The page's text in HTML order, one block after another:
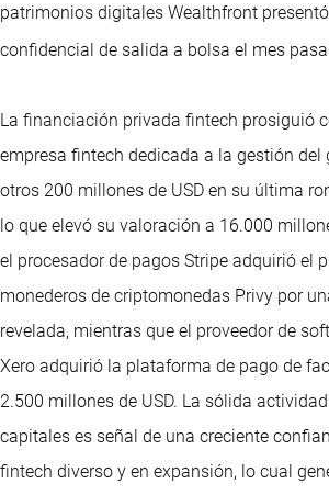
patrimonios digitales Wealthfront
confidencial de salida a bolsa el mes
La financiación privada fintech prosiguió
empresa fintech dedicada a la gestión del
otros 200 millones de USD en su última
lo que elevó su valoración a 16.000
el procesador de pagos Stripe adquirió el
monederos de criptomonedas Privy por
revelada, mientras que el proveedor de
Xero adquirió la plataforma de pago de
2.500 millones de USD. La sólida
capitales es señal de una creciente
fintech diverso y en expansión, lo cual